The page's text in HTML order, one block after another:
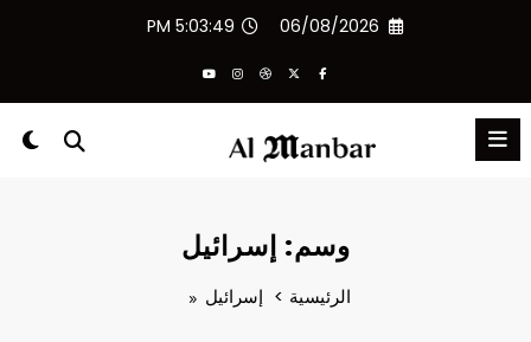
06/08/2026
5:03:50 PM
وسم: إسرائيل
الرئيسية إسرائيل